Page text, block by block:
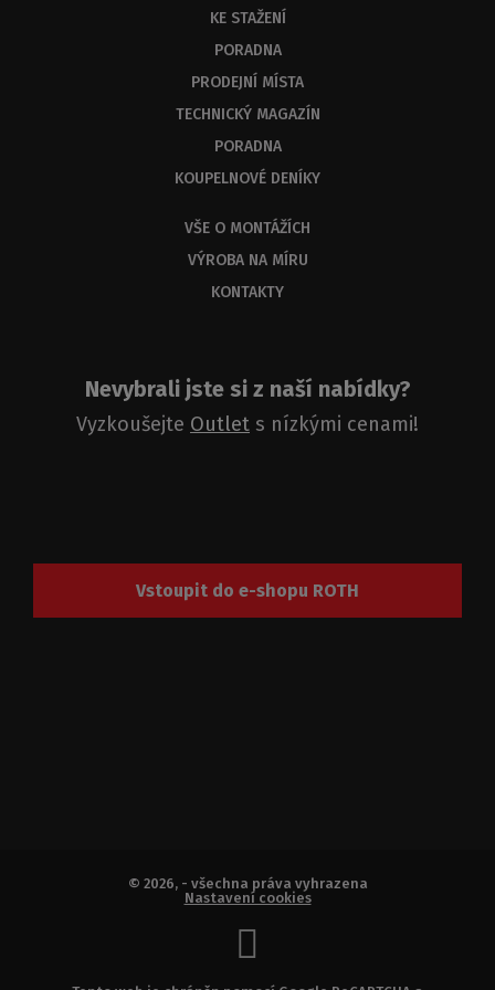
KE STAŽENÍ
PORADNA
PRODEJNÍ MÍSTA
TECHNICKÝ MAGAZÍN
PORADNA
KOUPELNOVÉ DENÍKY
VŠE O MONTÁŽÍCH
VÝROBA NA MÍRU
KONTAKTY
Nevybrali jste si z naší nabídky?
Vyzkoušejte Outlet s nízkými cenami!
Vstoupit do e-shopu ROTH
© 2026, - všechna práva vyhrazena
Nastavení cookies